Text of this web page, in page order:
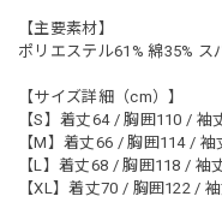
【主要素材】
ポリエステル61% 綿35% ス
【サイズ詳細（cm）】
【S】着丈64 / 胸囲110 / 袖
【M】着丈66 / 胸囲114 /
【L】着丈68 / 胸囲118 / 袖
【XL】着丈70 / 胸囲122 /